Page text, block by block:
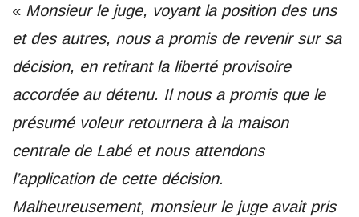
« Monsieur le juge, voyant la position des uns
et des autres, nous a promis de revenir sur sa
décision, en retirant la liberté provisoire
accordée au détenu. Il nous a promis que le
présumé voleur retournera à la maison
centrale de Labé et nous attendons
l’application de cette décision.
Malheureusement, monsieur le juge avait pris